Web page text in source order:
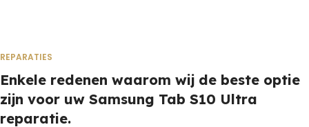
REPARATIES
Enkele redenen waarom wij de beste optie
zijn voor uw Samsung Tab S10 Ultra
reparatie.